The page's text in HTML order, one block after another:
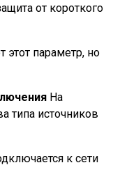
от короткого
этот параметр, но
На
типа источников
к сети